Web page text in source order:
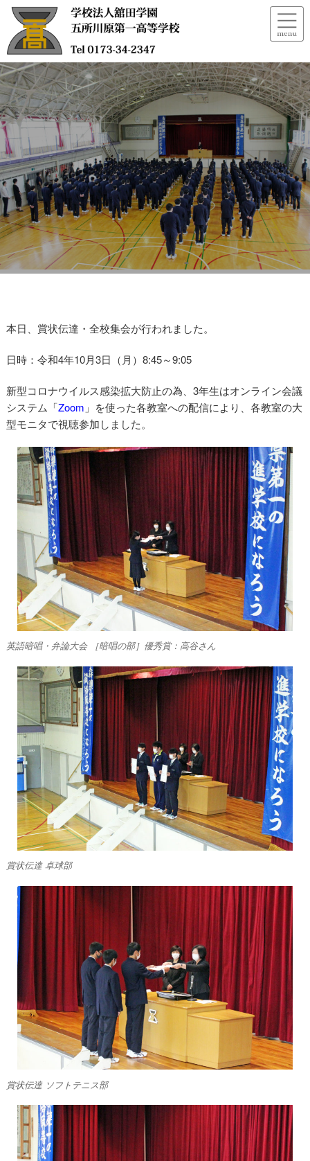
賞状伝達・全校集会
本日、賞状伝達・全校集会が行われました。
日時：令和4年10月3日（月）8:45～9:05
新型コロナウイルス感染拡大防止の為、3年生はオンライン会議
システム「Zoom 」を使った各教室への配信により、各教室の大
型モニタで視聴参加しました。
英語暗唱・弁論大会 ［暗唱の部］優秀賞：高谷さん
賞状伝達 卓球部
賞状伝達 ソフトテニス部